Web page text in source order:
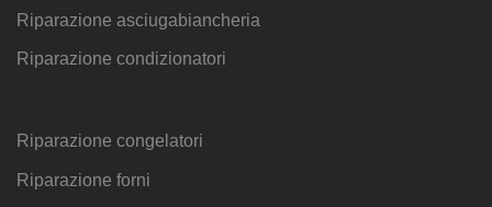
Riparazione asciugabiancheria
Riparazione condizionatori
Riparazione congelatori
Riparazione forni